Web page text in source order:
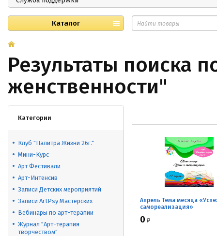
Каталог
Результаты поиска
женственности"
Категории
Клуб "Палитра Жизни 26г."
Мини-Курс
Арт Фестивали
Арт-Интенсив
Записи Детских мероприятий
Записи ArtPsy Мастерских
Вебинары по арт-терапии
Журнал "Арт-терапия
творчеством"
Апрель Тема месяца
самореализация»
0 ₽